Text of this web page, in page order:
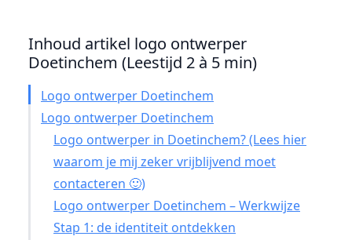
Inhoud artikel logo ontwerper
Doetinchem (Leestijd 2 à 5 min)
Logo ontwerper Doetinchem
Logo ontwerper Doetinchem
Logo ontwerper in Doetinchem? (Lees hier
waarom je mij zeker vrijblijvend moet
contacteren 🙂)
Logo ontwerper Doetinchem – Werkwijze
Stap 1: de identiteit ontdekken